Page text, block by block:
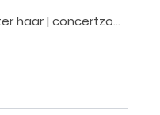
| concertzomer 2024